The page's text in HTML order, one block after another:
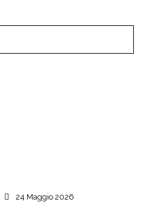
24 Maggio 2026